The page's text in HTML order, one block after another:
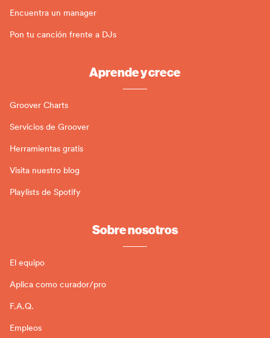
Encuentra un manager
Pon tu canción frente a DJs
Aprende y crece
Groover Charts
Servicios de Groover
Herramientas gratis
Visita nuestro blog
Playlists de Spotify
Sobre nosotros
El equipo
Aplica como curador/pro
F.A.Q.
Empleos